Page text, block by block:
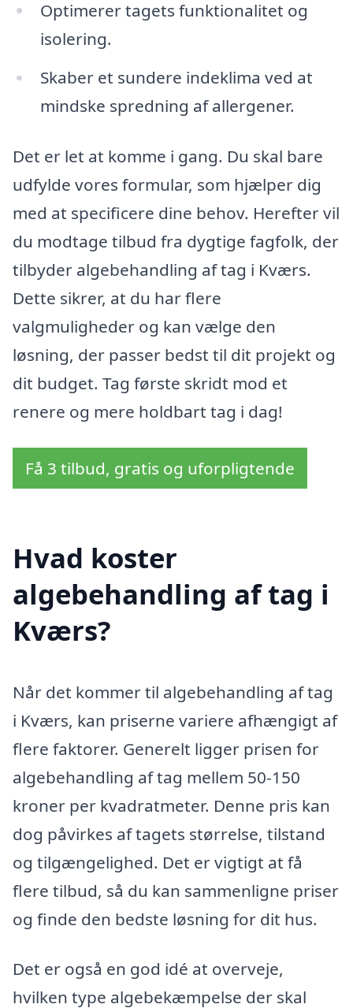
Optimerer tagets funktionalitet og
isolering.
Skaber et sundere indeklima ved at
mindske spredning af allergener.
Det er let at komme i gang. Du skal bare
udfylde vores formular, som hjælper dig
med at specificere dine behov. Herefter vil
du modtage tilbud fra dygtige fagfolk, der
tilbyder algebehandling af tag i Kværs.
Dette sikrer, at du har flere
valgmuligheder og kan vælge den
løsning, der passer bedst til dit projekt og
dit budget. Tag første skridt mod et
renere og mere holdbart tag i dag!
Få 3 tilbud, gratis og uforpligtende
Hvad koster
algebehandling af tag i
Kværs?
Når det kommer til algebehandling af tag
i Kværs, kan priserne variere afhængigt af
flere faktorer. Generelt ligger prisen for
algebehandling af tag mellem 50-150
kroner per kvadratmeter. Denne pris kan
dog påvirkes af tagets størrelse, tilstand
og tilgængelighed. Det er vigtigt at få
flere tilbud, så du kan sammenligne priser
og finde den bedste løsning for dit hus.
Det er også en god idé at overveje,
hvilken type algebekæmpelse der skal